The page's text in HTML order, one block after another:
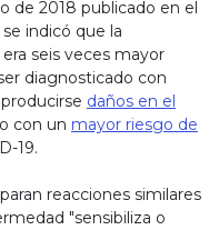
de 2018 publicado en el
se indicó que la
seis veces mayor
diagnosticado con
daños en el
con un mayor riesgo de
19.
reacciones similares
"sensibiliza o